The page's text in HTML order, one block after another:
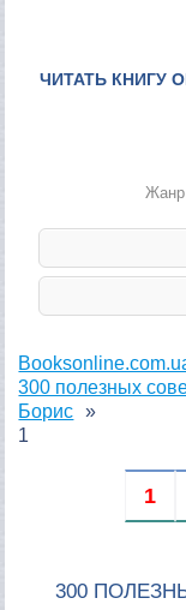
ЧИТАТЬ КНИГУ
300 полезных
Борис
1
1
300